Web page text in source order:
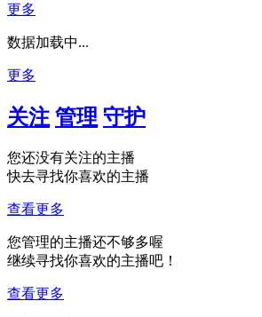
更多
数据加载中...
更多
关注 管理 守护
您还没有关注的主播
快去寻找你喜欢的主播
查看更多
您管理的主播还不够多喔
继续寻找你喜欢的主播吧！
查看更多